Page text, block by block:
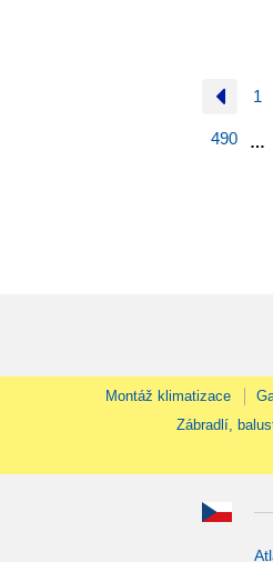
1
490 …
Montáž klimatizace
Zábradlí,